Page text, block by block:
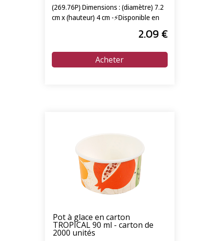
(269.76P) Dimensions : (diamètre) 7.2
cm x (hauteur) 4 cm -⚡Disponible en
2.09 €
Pot à glace en carton
TROPICAL 90 ml - carton de
2000 unités